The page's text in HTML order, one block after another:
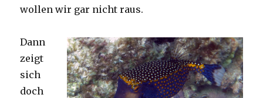
wollen wir gar nicht raus.
Dann
zeigt
sich
doch